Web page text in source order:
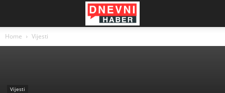
Home Vijesti
Vijesti